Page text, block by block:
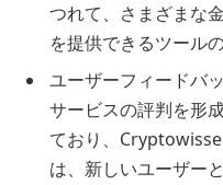
つれて、さまざまな
を提供できるツール
ユーザーフィードバ
サービスの評判を形
ており、
は、新しいユーザー